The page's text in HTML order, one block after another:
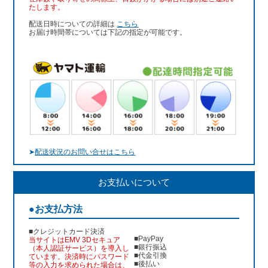
たします。
配送日時についての詳細は こちら
お届け時間帯については下記の指定が可能です。
➤配送状況のお問い合せはこちら
お支払いについて
●お支払方法
■クレジットカード決済
当サイトはEMV 3Dセキュア
（本人認証サービス）を導入し
ています。決済時にパスワード
等の入力を求められた場合は、
■PayPay
■銀行振込
■代金引換
■後払い